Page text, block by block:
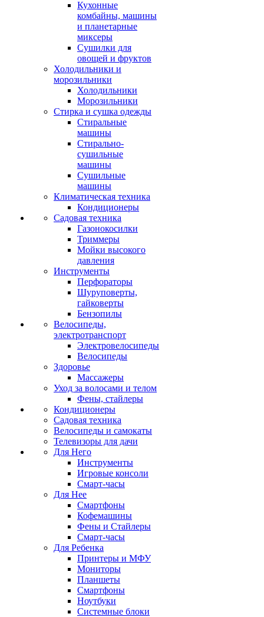
Кухонные
комбайны, машины
и планетарные
миксеры
Сушилки для
овощей и фруктов
Холодильники и
морозильники
Холодильники
Морозильники
Стирка и сушка одежды
Стиральные
машины
Стирально-
сушильные
машины
Сушильные
машины
Климатическая техника
Кондиционеры
Садовая техника
Газонокосилки
Триммеры
Мойки высокого
давления
Инструменты
Перфораторы
Шуруповерты,
гайковерты
Бензопилы
Велосипеды,
электротранспорт
Электровелосипеды
Велосипеды
Здоровье
Массажеры
Уход за волосами и телом
Фены, стайлеры
Кондиционеры
Садовая техника
Велосипеды и самокаты
Телевизоры для дачи
Для Него
Инструменты
Игровые консоли
Смарт-часы
Для Нее
Смартфоны
Кофемашины
Фены и Стайлеры
Смарт-часы
Для Ребенка
Принтеры и МФУ
Мониторы
Планшеты
Смартфоны
Ноутбуки
Системные блоки